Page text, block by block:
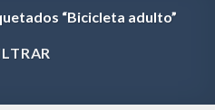
“Bicicleta adulto”